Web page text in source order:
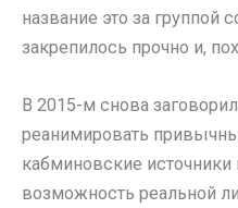
название это за группой
закрепилось прочно и,
В 2015-м снова
реанимировать
кабминовские
возможность реальной